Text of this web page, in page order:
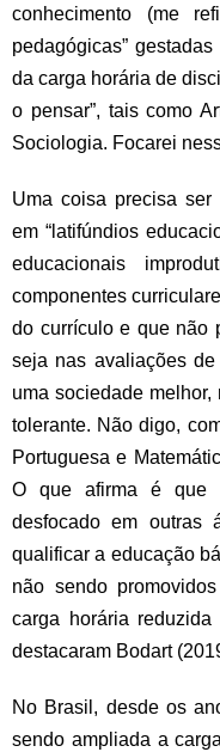
conhecimento (me
pedagógicas”
da carga horária de
o pensar”, tais como
Sociologia. Focarei
Uma coisa precisa
em “latifúndios
educacionais
componentes
do currículo e que não
seja nas avaliações
uma sociedade
tolerante. Não digo,
Portuguesa e
O que afirma é que
desfocado em outras
qualificar a educação
não sendo
carga horária
destacaram Bodart
No Brasil, desde os
sendo ampliada a